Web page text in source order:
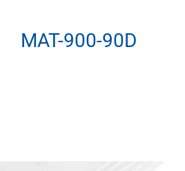
MAT-900-90D